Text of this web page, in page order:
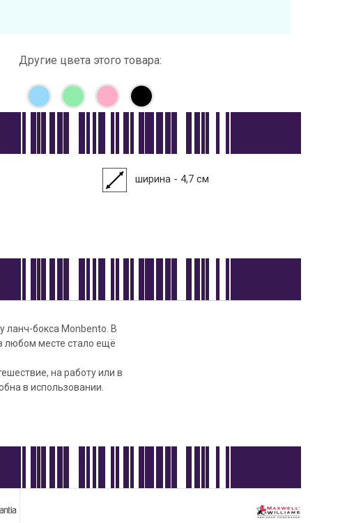
Другие цвета этого товара:
ширина - 4,7 см
бокса Monbento. В
любом месте стало ещё
на работу или в
в использовании.